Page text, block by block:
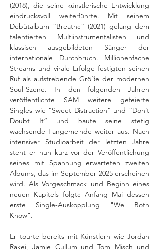
(2018), die seine künstlerische Entwicklung
eindrucksvoll weiterführte. Mit seinem
Debütalbum “Breathe“ (2021) gelang dem
talentierten Multiinstrumentalisten und
klassisch ausgebildeten Sänger der
internationale Durchbruch. Millionenfache
Streams und virale Erfolge festigten seinen
Ruf als aufstrebende Größe der modernen
Soul-Szene. In den folgenden Jahren
veröffentlichte SAM weitere gefeierte
Singles wie “Sweet Distraction“ und “Don’t
Doubt It“ und baute seine stetig
wachsende Fangemeinde weiter aus. Nach
intensiver Studioarbeit der letzten Jahre
steht er nun kurz vor der Veröffentlichung
seines mit Spannung erwarteten zweiten
Albums, das im September 2025 erscheinen
wird. Als Vorgeschmack und Beginn eines
neuen Kapitels folgte Anfang Mai dessen
erste Single-Auskopplung "We Both
Know".
Er tourte bereits mit Künstlern wie Jordan
Rakei, Jamie Cullum und Tom Misch und